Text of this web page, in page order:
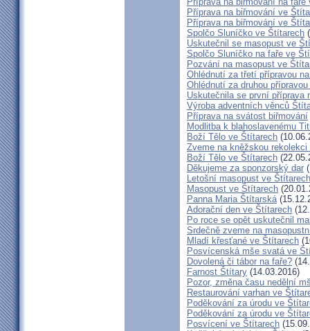
Příprava na biřmování ve
Příprava na biřmování ve
Spolčo Sluníčko ve Štítarech
Uskutečnil se masopust ve
Spolčo Sluníčko na faře ve
Pozvání na masopust ve
Ohlédnutí za třetí přípravou
Ohlédnutí za druhou
Uskutečnila se první příprava
Výroba adventních věnců
Příprava na svátost biřmování
Modlitba k blahoslavenému
Boží Tělo ve Štítarech
Zveme na kněžskou
Boží Tělo ve Štítarech
Děkujeme za sponzorský dar
Letošní masopust ve
Masopust ve Štítarech
Panna Maria Štítarská
Adorační den ve Štítarech
Po roce se opět uskutečnil
Srdečně zveme na
Mladí křesťané ve Štítarech
Posvícenská mše svatá ve
Dovolená či tábor na faře?
Farnost Štítary (14.03.2016)
Pozor, změna času nedělní
Restaurování varhan ve
Poděkování za úrodu ve
Poděkování za úrodu ve
Posvícení ve Štítarech